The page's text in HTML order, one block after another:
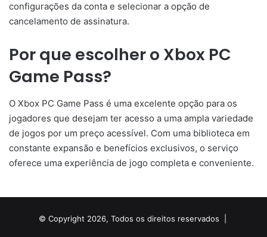
configurações da conta e selecionar a opção de
cancelamento de assinatura.
Por que escolher o Xbox PC
Game Pass?
O Xbox PC Game Pass é uma excelente opção para os
jogadores que desejam ter acesso a uma ampla variedade
de jogos por um preço acessível. Com uma biblioteca em
constante expansão e benefícios exclusivos, o serviço
oferece uma experiência de jogo completa e conveniente.
© Copyright 2026, Todos os direitos reservados |